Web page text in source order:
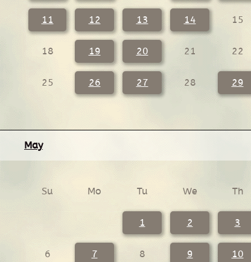
11 12 13 14 15
18 19 20 21 22
25 26 27 28 29
May
Su Mo Tu We Th
1 2 3
6 7 8 9 10